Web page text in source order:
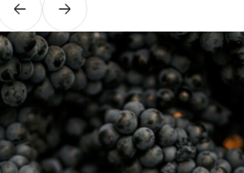
PrécédentSuivant